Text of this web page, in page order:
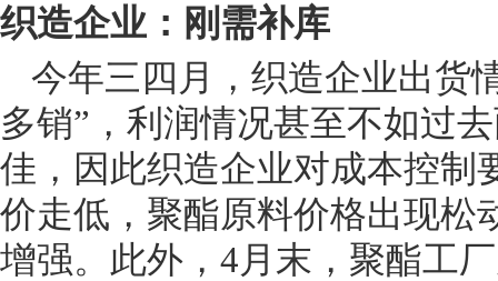
织造企业：刚需补库
今年三四月，织造企业出货
多销”，利润情况甚至不如过
佳，因此织造企业对成本控制
价走低，聚酯原料价格出现松
增强。此外，4月末，聚酯工